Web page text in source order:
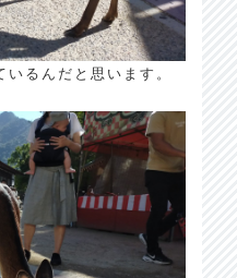
るんだと思います。